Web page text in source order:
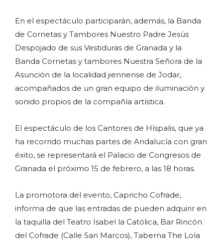
En el espectáculo participarán, además, la Banda
de Cornetas y Tambores Nuestro Padre Jesús
Despojado de sus Vestiduras de Granada y la
Banda Cornetas y tambores Nuestra Señora de la
Asunción de la localidad jiennense de Jodar,
acompañados de un gran equipo de iluminación y
sonido propios de la compañía artística.
El espectáculo de los Cantores de Híspalis, que ya
ha recorrido muchas partes de Andalucía con gran
éxito, se representará el Palacio de Congresos de
Granada el próximo 15 de febrero, a las 18 horas.
La promotora del evento, Capricho Cofrade,
informa de que las entradas de pueden adquirir en
la taquilla del Teatro Isabel la Católica, Bar Rincón
del Cofrade (Calle San Marcos), Taberna The Lola